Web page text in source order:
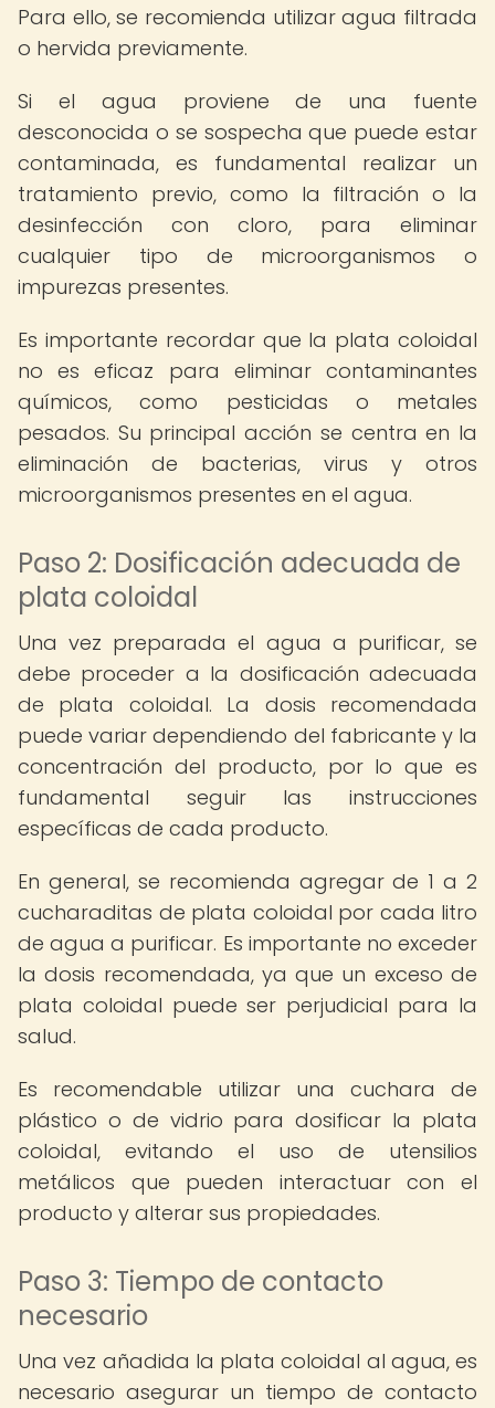
Para ello, se recomienda utilizar agua filtrada
o hervida previamente.
Si el agua proviene de una fuente
desconocida o se sospecha que puede estar
contaminada, es fundamental realizar un
tratamiento previo, como la filtración o la
desinfección con cloro, para eliminar
cualquier tipo de microorganismos o
impurezas presentes.
Es importante recordar que la plata coloidal
no es eficaz para eliminar contaminantes
químicos, como pesticidas o metales
pesados. Su principal acción se centra en la
eliminación de bacterias, virus y otros
microorganismos presentes en el agua.
Paso 2: Dosificación adecuada de
plata coloidal
Una vez preparada el agua a purificar, se
debe proceder a la dosificación adecuada
de plata coloidal. La dosis recomendada
puede variar dependiendo del fabricante y la
concentración del producto, por lo que es
fundamental seguir las instrucciones
específicas de cada producto.
En general, se recomienda agregar de 1 a 2
cucharaditas de plata coloidal por cada litro
de agua a purificar. Es importante no exceder
la dosis recomendada, ya que un exceso de
plata coloidal puede ser perjudicial para la
salud.
Es recomendable utilizar una cuchara de
plástico o de vidrio para dosificar la plata
coloidal, evitando el uso de utensilios
metálicos que pueden interactuar con el
producto y alterar sus propiedades.
Paso 3: Tiempo de contacto
necesario
Una vez añadida la plata coloidal al agua, es
necesario asegurar un tiempo de contacto